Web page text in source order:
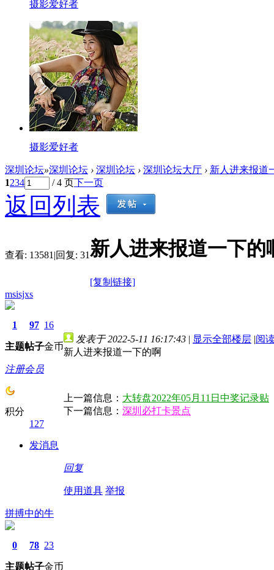
摄影爱好者
摄影爱好者
深圳论坛»深圳论坛 › 深圳论坛 › 深圳论坛大厅 › 新人进来报道
1234 / 4 页下一页
返回列表
查看: 13581 |回复: 31 新人进来报道一下的
[复制链接]
msisjxs
1
主题
97
帖子
16
金币
注册会员
积分
127
发消息
发表于 2022-5-11 16:17:43 | 显示全部楼层 |阅
新人进来报道一下的啊
上一篇信息： 大转盘2022年05月11日中奖记录贴
下一篇信息： 深圳必打卡景点
回复
使用道具 举报
拼搏中的牛
0
主题
78
帖子
23
金币